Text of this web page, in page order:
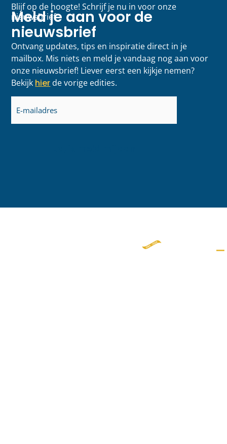
Blijf op de hoogte! Schrijf je nu in voor onze
nieuwsbrief
Meld je aan voor de
nieuwsbrief
Ontvang updates, tips en inspiratie direct in je
mailbox. Mis niets en meld je vandaag nog aan voor
onze nieuwsbrief! Liever eerst een kijkje nemen?
Bekijk hier de vorige edities.
E-
mailadres
(Vereist)